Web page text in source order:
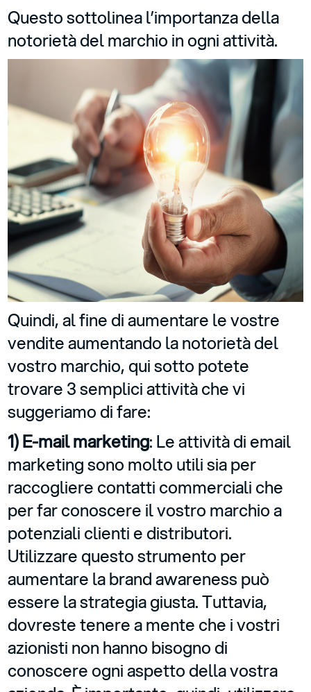
Questo sottolinea l’importanza della
notorietà del marchio in ogni attività.
Quindi, al fine di aumentare le vostre
vendite aumentando la notorietà del
vostro marchio, qui sotto potete
trovare 3 semplici attività che vi
suggeriamo di fare:
1) E-mail marketing: Le attività di email
marketing sono molto utili sia per
raccogliere contatti commerciali che
per far conoscere il vostro marchio a
potenziali clienti e distributori.
Utilizzare questo strumento per
aumentare la brand awareness può
essere la strategia giusta. Tuttavia,
dovreste tenere a mente che i vostri
azionisti non hanno bisogno di
conoscere ogni aspetto della vostra